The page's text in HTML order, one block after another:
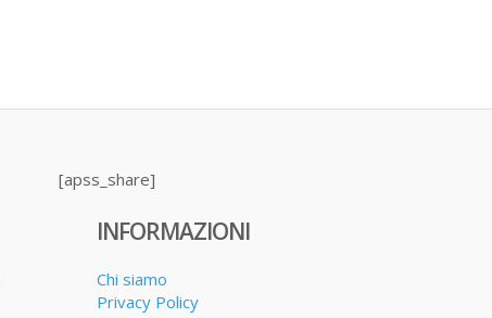
[apss_share]
INFORMAZIONI
Chi siamo
Privacy Policy